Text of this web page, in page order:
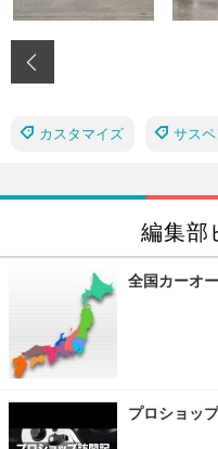
カスタマイズ サス
編集部
全国カーオ
プロショッ